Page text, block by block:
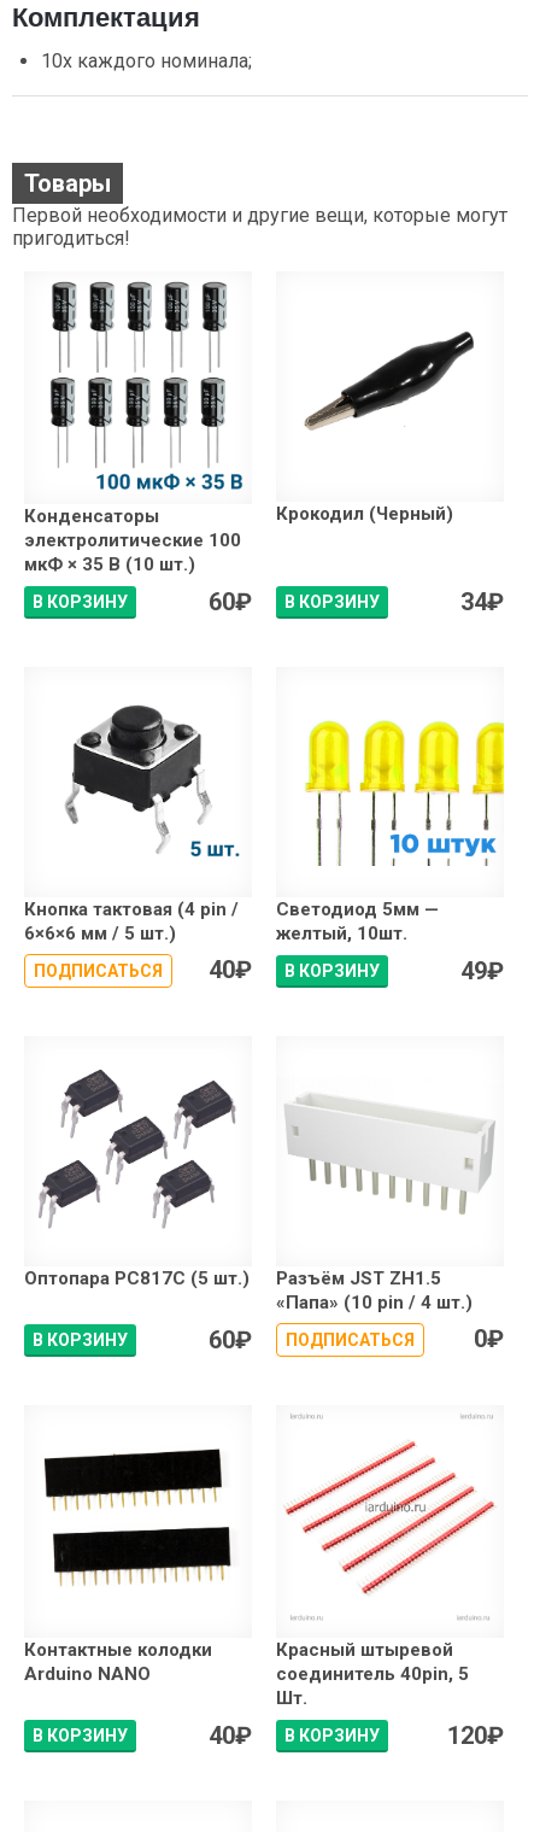
Комплектация
10х каждого номинала;
Товары
Первой необходимости и другие вещи, которые могут
пригодиться!
Конденсаторы
электролитические 100
мкФ × 35 В (10 шт.)
В КОРЗИНУ 60₽
Крокодил (Черный)
В КОРЗИНУ 34₽
Кнопка тактовая (4 pin /
6×6×6 мм / 5 шт.)
ПОДПИСАТЬСЯ 40₽
Светодиод 5мм —
желтый, 10шт.
В КОРЗИНУ 49₽
Оптопара PC817C (5 шт.)
В КОРЗИНУ 60₽
Разъём JST ZH1.5
«Папа» (10 pin / 4 шт.)
ПОДПИСАТЬСЯ 0₽
Контактные колодки
Arduino NANO
В КОРЗИНУ 40₽
Красный штыревой
соединитель 40pin, 5
Шт.
В КОРЗИНУ 120₽